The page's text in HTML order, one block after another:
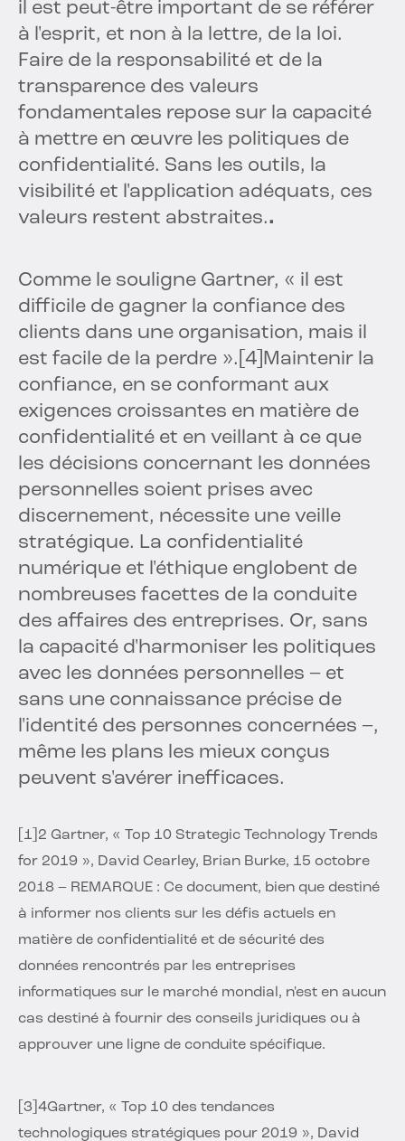
il est peut-être important de se référer
à l'esprit, et non à la lettre, de la loi.
Faire de la responsabilité et de la
transparence des valeurs
fondamentales repose sur la capacité
à mettre en œuvre les politiques de
confidentialité. Sans les outils, la
visibilité et l'application adéquats, ces
valeurs restent abstraites..
Comme le souligne Gartner, « il est
difficile de gagner la confiance des
clients dans une organisation, mais il
est facile de la perdre ». [4] Maintenir la
confiance, en se conformant aux
exigences croissantes en matière de
confidentialité et en veillant à ce que
les décisions concernant les données
personnelles soient prises avec
discernement, nécessite une veille
stratégique. La confidentialité
numérique et l'éthique englobent de
nombreuses facettes de la conduite
des affaires des entreprises. Or, sans
la capacité d'harmoniser les politiques
avec les données personnelles – et
sans une connaissance précise de
l'identité des personnes concernées –,
même les plans les mieux conçus
peuvent s'avérer inefficaces.
[1]2 Gartner, « Top 10 Strategic Technology Trends
for 2019 », David Cearley, Brian Burke, 15 octobre
2018 – REMARQUE : Ce document, bien que destiné
à informer nos clients sur les défis actuels en
matière de confidentialité et de sécurité des
données rencontrés par les entreprises
informatiques sur le marché mondial, n'est en aucun
cas destiné à fournir des conseils juridiques ou à
approuver une ligne de conduite spécifique.
[3]4Gartner, « Top 10 des tendances
technologiques stratégiques pour 2019 », David